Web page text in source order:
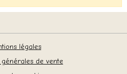
légales
générales de vente